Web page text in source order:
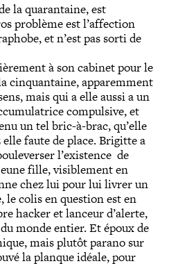
la quarantaine, est
problème est l’affection
et n’est pas sorti de
à son cabinet pour le
cinquantaine, apparemment
mais qui a elle aussi a un
compulsive, et
un tel bric-à-brac, qu’elle
faute de place. Brigitte a
l’existence de
fille, visiblement en
chez lui pour lui livrer un
le colis en question est en
hacker et lanceur d’alerte,
monde entier. Et époux de
mais plutôt parano sur
la planque idéale, pour